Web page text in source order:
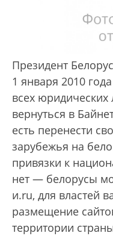
Президент
1 января 2010
всех
вернуться в
есть перенести
зарубежья на
привязки к
нет — белорусы
и.ru, для властей
размещение
территории